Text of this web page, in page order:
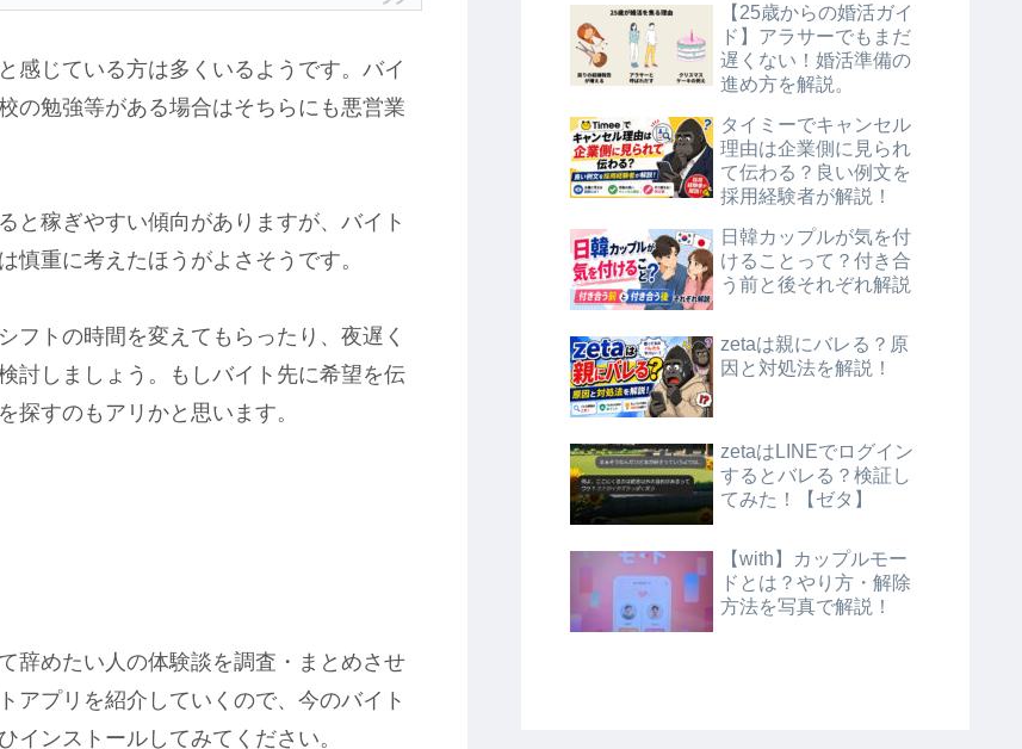
感じている方は多くいるようです。バイ
の勉強等がある場合はそちらにも悪営業
と稼ぎやすい傾向がありますが、バイト
慎重に考えたほうがよさそうです。
フトの時間を変えてもらったり、夜遅く
討しましょう。もしバイト先に希望を伝
探すのもアリかと思います。
辞めたい人の体験談を調査・まとめさせ
アプリを紹介していくので、今のバイト
インストールしてみてください。
【25歳からの婚活ガイ
ド】アラサーでもまだ
遅くない！婚活準備の
進め方を解説。
タイミーでキャンセル
理由は企業側に見られ
て伝わる？良い例文を
採用経験者が解説！
日韓カップルが気を付
けることって？付き合
う前と後それぞれ解説
zetaは親にバレる？原
因と対処法を解説！
zetaはLINEでログイン
するとバレる？検証し
てみた！【ゼタ】
【with】カップルモー
ドとは？やり方・解除
方法を写真で解説！